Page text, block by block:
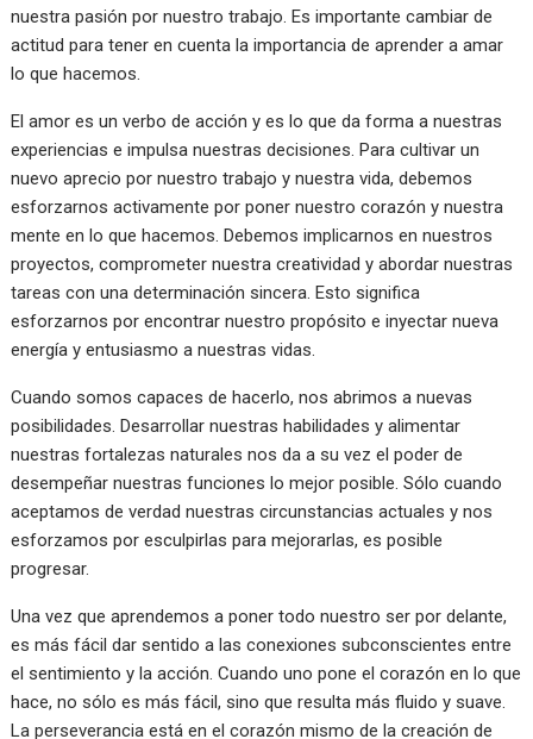
nuestra pasión por nuestro trabajo. Es importante cambiar de
actitud para tener en cuenta la importancia de aprender a amar
lo que hacemos.
El amor es un verbo de acción y es lo que da forma a nuestras
experiencias e impulsa nuestras decisiones. Para cultivar un
nuevo aprecio por nuestro trabajo y nuestra vida, debemos
esforzarnos activamente por poner nuestro corazón y nuestra
mente en lo que hacemos. Debemos implicarnos en nuestros
proyectos, comprometer nuestra creatividad y abordar nuestras
tareas con una determinación sincera. Esto significa
esforzarnos por encontrar nuestro propósito e inyectar nueva
energía y entusiasmo a nuestras vidas.
Cuando somos capaces de hacerlo, nos abrimos a nuevas
posibilidades. Desarrollar nuestras habilidades y alimentar
nuestras fortalezas naturales nos da a su vez el poder de
desempeñar nuestras funciones lo mejor posible. Sólo cuando
aceptamos de verdad nuestras circunstancias actuales y nos
esforzamos por esculpirlas para mejorarlas, es posible
progresar.
Una vez que aprendemos a poner todo nuestro ser por delante,
es más fácil dar sentido a las conexiones subconscientes entre
el sentimiento y la acción. Cuando uno pone el corazón en lo que
hace, no sólo es más fácil, sino que resulta más fluido y suave.
La perseverancia está en el corazón mismo de la creación de